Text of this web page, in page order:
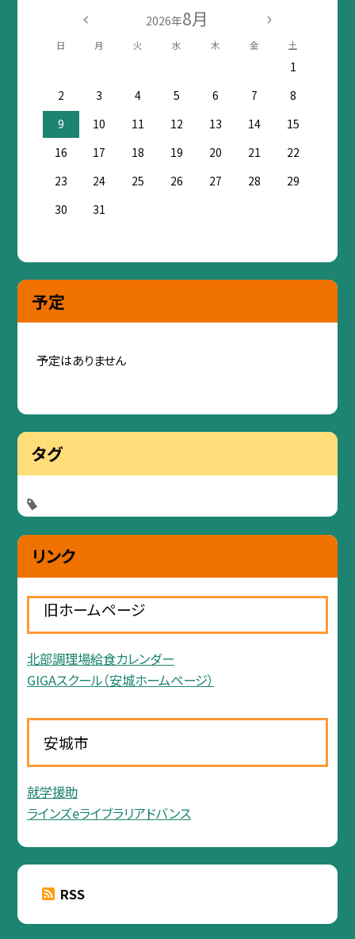
2026年8月
日 月 火 水 木 金 土
1
2
3 4 5 6 7
8
9
10 11 12 13 14
15
16
17 18 19 20 21
22
23
24 25 26 27 28
29
30
31
予定
予定はありません
タグ
リンク
旧ホームページ
北部調理場給食カレンダー
GIGAスクール（安城ホームページ）
安城市
就学援助
ラインズeライブラリアドバンス
RSS